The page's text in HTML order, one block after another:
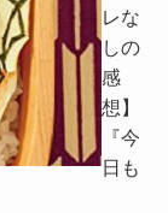
レな
しの
感
想】
『今
日も